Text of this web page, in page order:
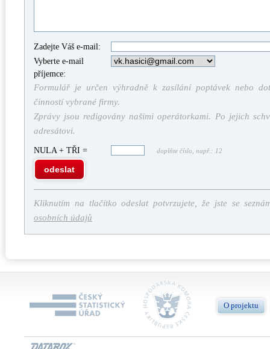
Zadejte Váš e-mail:
Vyberte e-mail
příjemce:
Formulář je určen výhradně k zasílání poptávek nebo
činností vybrané firmy.
Zprávy jsou redigovány našimi operátorkami. Po jejich
adresátovi.
NULA + TŘI = doplňte číslo, např.: 12
odeslat
Kliknutím na tlačítko odeslat potvrzujete, že jste se
osobních údajů
O projektu